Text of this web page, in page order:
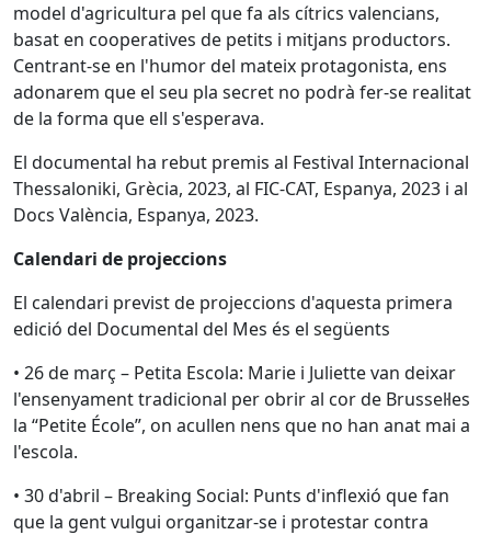
model d'agricultura pel que fa als cítrics valencians,
basat en cooperatives de petits i mitjans productors.
Centrant-se en l'humor del mateix protagonista, ens
adonarem que el seu pla secret no podrà fer-se realitat
de la forma que ell s'esperava.
El documental ha rebut premis al Festival Internacional
Thessaloniki, Grècia, 2023, al FIC-CAT, Espanya, 2023 i al
Docs València, Espanya, 2023.
Calendari de projeccions
El calendari previst de projeccions d'aquesta primera
edició del Documental del Mes és el següents
• 26 de març – Petita Escola: Marie i Juliette van deixar
l'ensenyament tradicional per obrir al cor de Brussel·les
la “Petite École”, on acullen nens que no han anat mai a
l'escola.
• 30 d'abril – Breaking Social: Punts d'inflexió que fan
que la gent vulgui organitzar-se i protestar contra